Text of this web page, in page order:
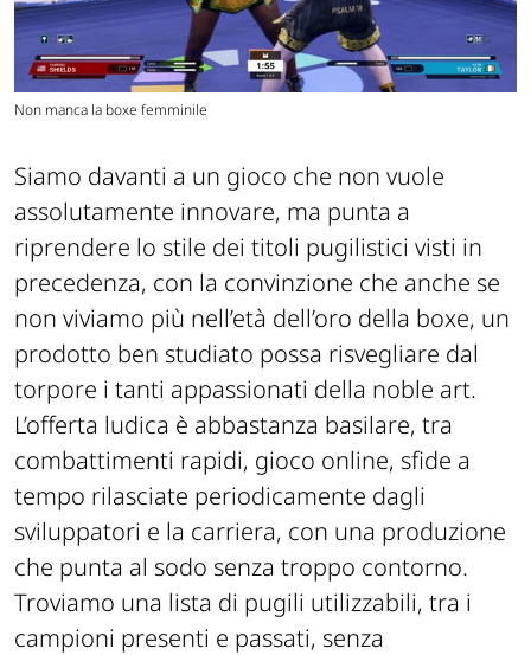
Non manca la boxe femminile
Siamo davanti a un gioco che non vuole
assolutamente innovare, ma punta a
riprendere lo stile dei titoli pugilistici visti in
precedenza, con la convinzione che anche se
non viviamo più nell’età dell’oro della boxe, un
prodotto ben studiato possa risvegliare dal
torpore i tanti appassionati della noble art.
L’offerta ludica è abbastanza basilare, tra
combattimenti rapidi, gioco online, sfide a
tempo rilasciate periodicamente dagli
sviluppatori e la carriera, con una produzione
che punta al sodo senza troppo contorno.
Troviamo una lista di pugili utilizzabili, tra i
campioni presenti e passati, senza